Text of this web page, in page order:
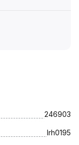
246903
lrh0195